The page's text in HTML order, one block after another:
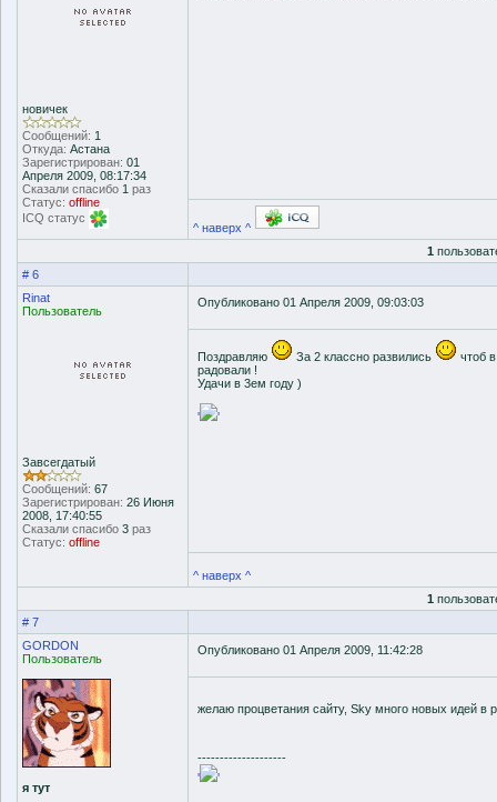
новичек
Сообщений: 1
Откуда: Астана
Зарегистрирован: 01
Апреля 2009, 08:17:34
Сказали спасибо 1 раз
Статус: offline
ICQ статус
^ наверх ^
1
# 6
Rinat
Пользователь
Завсегдатый
Сообщений: 67
Зарегистрирован: 26 Июня
2008, 17:40:55
Сказали спасибо 3 раз
Статус: offline
Опубликовано 01 Апреля 2009, 09:03:03
Поздравляю За 2 классно развились
чтоб
радовали !
Удачи в 3ем году )
' '
^ наверх ^
1
# 7
GORDON
Пользователь
я тут
Опубликовано 01 Апреля 2009, 11:42:28
желаю процветания сайту, Sky много новых идей
--------------------
'
'